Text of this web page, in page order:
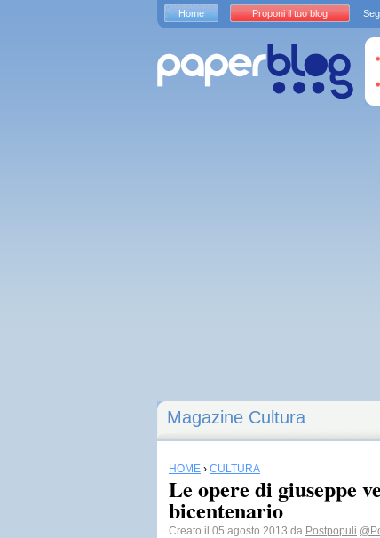
Magazine Cultura
HOME › CULTURA
Le opere di giuseppe
bicentenario
Creato il 05 agosto 2013 da Postpopuli
Home Proponi il tuo blog